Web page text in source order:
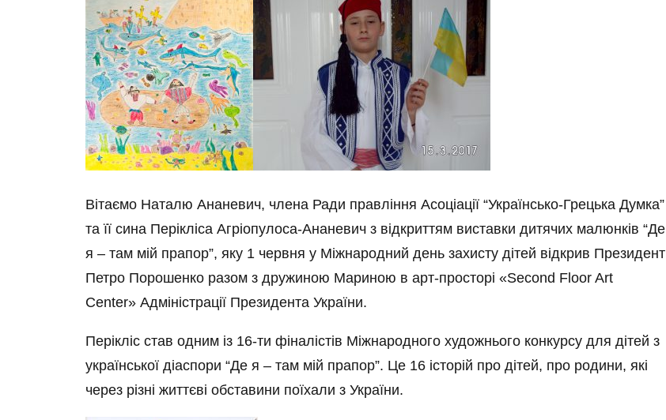
Вітаємо Наталю Ананевич, члена Ради правління Асоціації “Українсько-Грецька Думка”
та її сина Перікліса Агріопулоса-Ананевич з відкриттям виставки дитячих малюнків “Де
я – там мій прапор”, яку 1 червня у Міжнародний день захисту дітей відкрив Президент
Петро Порошенко разом з дружиною Мариною в арт-просторі «Second Floor Art
Center» Адміністрації Президента України.
Перікліс став одним із 16-ти фіналістів Міжнародного художнього конкурсу для дітей з
української діаспори “Де я – там мій прапор”. Це 16 історій про дітей, про родини, які
через різні життєві обставини поїхали з України.